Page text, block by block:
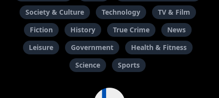
Society & Culture
Technology
TV & Film
Fiction
History True Crime
News
Leisure
Government
Health & Fitness
Science
Sports